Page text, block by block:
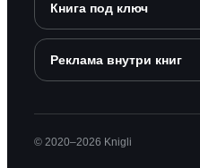
Книга под ключ
Реклама внутри книг
© 2020–2026 Knigli